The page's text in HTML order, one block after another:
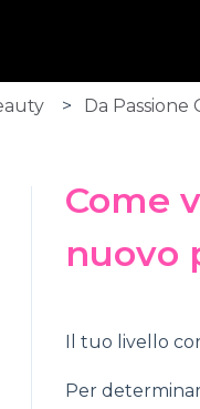
Da
Come
nuovo
Il tuo livello
Per